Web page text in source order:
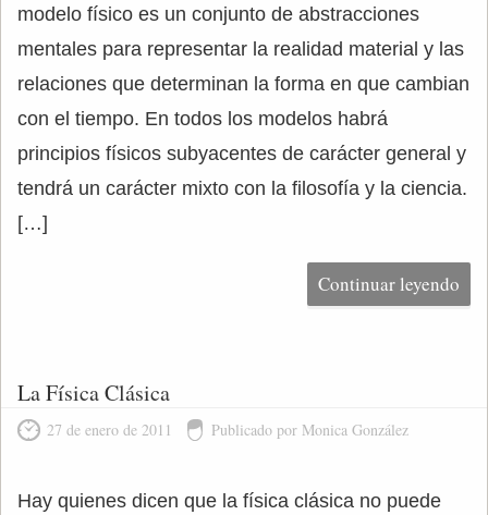
modelo físico es un conjunto de abstracciones
mentales para representar la realidad material y las
relaciones que determinan la forma en que cambian
con el tiempo. En todos los modelos habrá
principios físicos subyacentes de carácter general y
tendrá un carácter mixto con la filosofía y la ciencia.
[…]
Continuar leyendo
La Física Clásica
27 de enero de 2011 Publicado por Monica González
Hay quienes dicen que la física clásica no puede